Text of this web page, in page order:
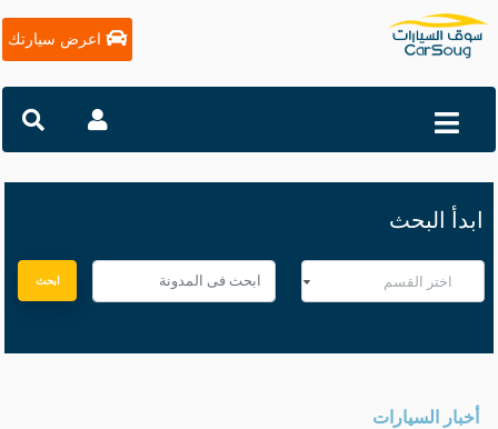
اعرض سيارتك
ابدأ البحث
ابحث
أخبار السيارات